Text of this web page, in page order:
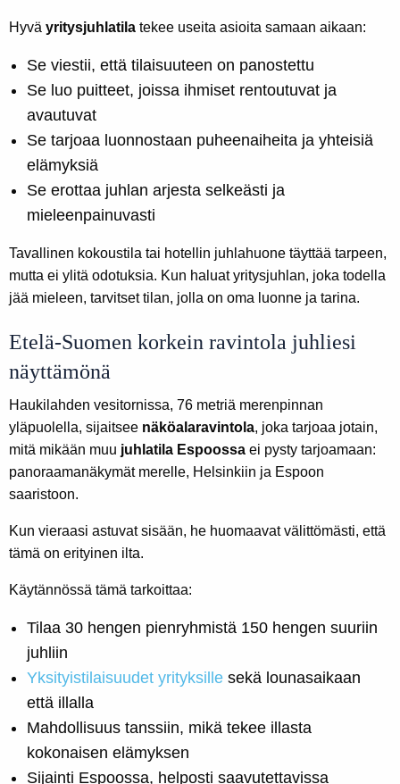
Hyvä yritysjuhlatila tekee useita asioita samaan aikaan:
Se viestii, että tilaisuuteen on panostettu
Se luo puitteet, joissa ihmiset rentoutuvat ja
avautuvat
Se tarjoaa luonnostaan puheenaiheita ja yhteisiä
elämyksiä
Se erottaa juhlan arjesta selkeästi ja
mieleenpainuvasti
Tavallinen kokoustila tai hotellin juhlahuone täyttää tarpeen,
mutta ei ylitä odotuksia. Kun haluat yritysjuhlan, joka todella
jää mieleen, tarvitset tilan, jolla on oma luonne ja tarina.
Etelä-Suomen korkein ravintola juhliesi
näyttämönä
Haukilahden vesitornissa, 76 metriä merenpinnan
yläpuolella, sijaitsee näköalaravintola, joka tarjoaa jotain,
mitä mikään muu juhlatila Espoossa ei pysty tarjoamaan:
panoraamanäkymät merelle, Helsinkiin ja Espoon
saaristoon.
Kun vieraasi astuvat sisään, he huomaavat välittömästi, että
tämä on erityinen ilta.
Käytännössä tämä tarkoittaa:
Tilaa 30 hengen pienryhmistä 150 hengen suuriin
juhliin
Yksityistilaisuudet yrityksille sekä lounasaikaan
että illalla
Mahdollisuus tanssiin, mikä tekee illasta
kokonaisen elämyksen
Sijainti Espoossa, helposti saavutettavissa